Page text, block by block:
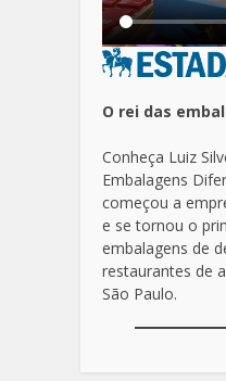
O rei das
Conheça Luiz
Embalagens
começou a
e se tornou o
embalagens de
restaurantes de
São Paulo.